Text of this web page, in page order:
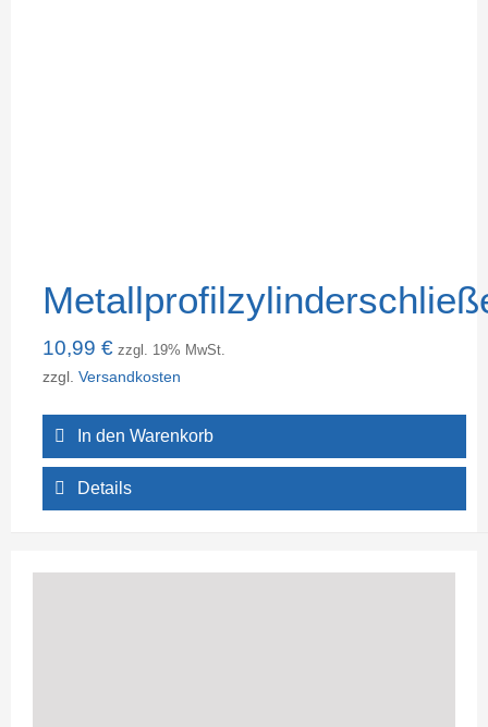
10,99 € zzgl. 19% MwSt.
zzgl. Versandkosten
In den Warenkorb
Details